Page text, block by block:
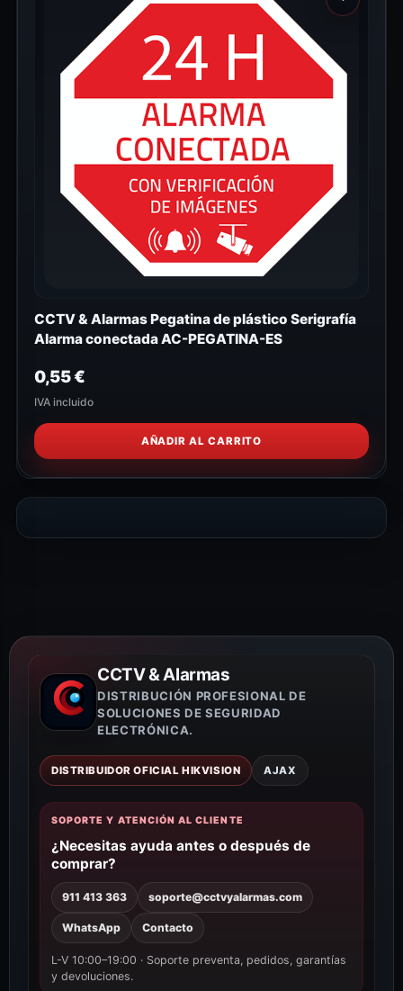
CCTV & Alarmas Pegatina de plástico Serigrafía
Alarma conectada AC-PEGATINA-ES
0,55€
IVA incluido
AÑADIR AL CARRITO
CCTV & Alarmas
DISTRIBUCIÓN PROFESIONAL DE
SOLUCIONES DE SEGURIDAD
ELECTRÓNICA.
DISTRIBUIDOR OFICIAL HIKVISION AJAX
SOPORTE Y ATENCIÓN AL CLIENTE
¿Necesitas ayuda antes o después de
comprar?
911 413 363 soporte@cctvyalarmas.com
WhatsApp Contacto
L-V 10:00–19:00 · Soporte preventa, pedidos, garantías
y devoluciones.